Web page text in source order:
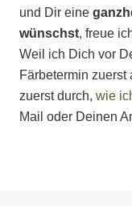
und Dir eine
wünschst, freue
Weil ich Dich vor
Färbetermin
zuerst durch, wie
Mail oder Deinen